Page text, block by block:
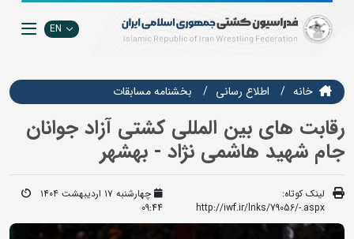
EN
خانه اطلاع رسانی بخشنامه مسابقات
رقابت های بین المللی کشتی آزاد جوانان
جام شهید هاشمی نژاد - بهشهر
لینک کوتاه:
http://iwf.ir/lnks/79056/-.aspx
چهارشنبه ۱۷ اردیبهشت ۱۴۰۴
09:44